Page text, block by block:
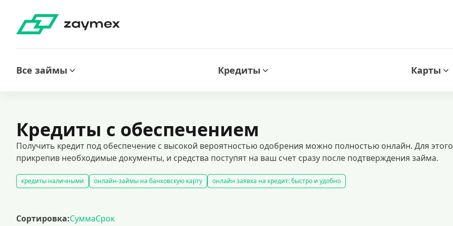
Все займы Кредиты Карты
Кредиты с обеспечением
Получить кредит под обеспечение с высокой вероятностью одобрения можно полностью онлайн. Для этого
прикрепив необходимые документы, и средства поступят на ваш счет сразу после подтверждения займа.
кредиты наличными онлайн-займы на банковскую карту
онлайн заявка на кредит: быстро и удобно
кредиты с негативной кредитной историей
Сортировка:СуммаСрок